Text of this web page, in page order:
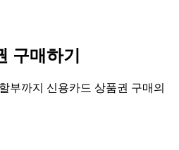
구매하기
부까지 신용카드 상품권 구매의